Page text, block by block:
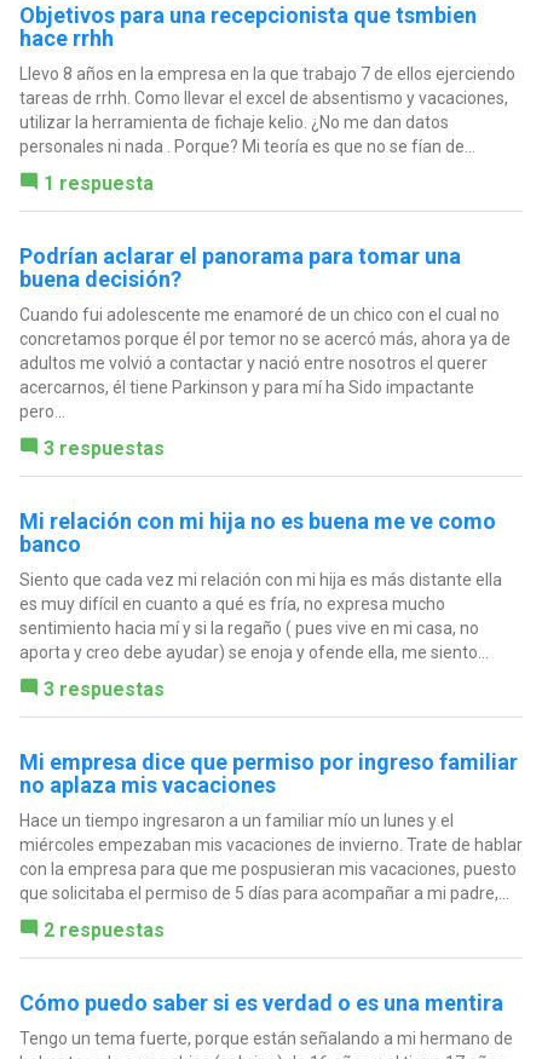
Objetivos para una recepcionista que tsmbien
hace rrhh
Llevo 8 años en la empresa en la que trabajo 7 de ellos ejerciendo
tareas de rrhh. Como llevar el excel de absentismo y vacaciones,
utilizar la herramienta de fichaje kelio. ¿No me dan datos
personales ni nada . Porque? Mi teoría es que no se fían de...
1 respuesta
Podrían aclarar el panorama para tomar una
buena decisión?
Cuando fui adolescente me enamoré de un chico con el cual no
concretamos porque él por temor no se acercó más, ahora ya de
adultos me volvió a contactar y nació entre nosotros el querer
acercarnos, él tiene Parkinson y para mí ha Sido impactante
pero...
3 respuestas
Mi relación con mi hija no es buena me ve como
banco
Siento que cada vez mi relación con mi hija es más distante ella
es muy difícil en cuanto a qué es fría, no expresa mucho
sentimiento hacia mí y si la regaño ( pues vive en mi casa, no
aporta y creo debe ayudar) se enoja y ofende ella, me siento...
3 respuestas
Mi empresa dice que permiso por ingreso familiar
no aplaza mis vacaciones
Hace un tiempo ingresaron a un familiar mío un lunes y el
miércoles empezaban mis vacaciones de invierno. Trate de hablar
con la empresa para que me pospusieran mis vacaciones, puesto
que solicitaba el permiso de 5 días para acompañar a mi padre,...
2 respuestas
Cómo puedo saber si es verdad o es una mentira
Tengo un tema fuerte, porque están señalando a mi hermano de